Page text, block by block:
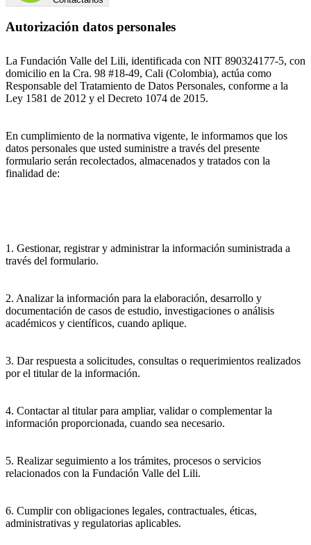
Autorización datos personales
La Fundación Valle del Lili, identificada con NIT 890324177-5, con
domicilio en la Cra. 98 #18-49, Cali (Colombia), actúa como
Responsable del Tratamiento de Datos Personales, conforme a la
Ley 1581 de 2012 y el Decreto 1074 de 2015.
En cumplimiento de la normativa vigente, le informamos que los
datos personales que usted suministre a través del presente
formulario serán recolectados, almacenados y tratados con la
finalidad de:
1. Gestionar, registrar y administrar la información suministrada a
través del formulario.
2. Analizar la información para la elaboración, desarrollo y
documentación de casos de estudio, investigaciones o análisis
académicos y científicos, cuando aplique.
3. Dar respuesta a solicitudes, consultas o requerimientos realizados
por el titular de la información.
4. Contactar al titular para ampliar, validar o complementar la
información proporcionada, cuando sea necesario.
5. Realizar seguimiento a los trámites, procesos o servicios
relacionados con la Fundación Valle del Lili.
6. Cumplir con obligaciones legales, contractuales, éticas,
administrativas y regulatorias aplicables.